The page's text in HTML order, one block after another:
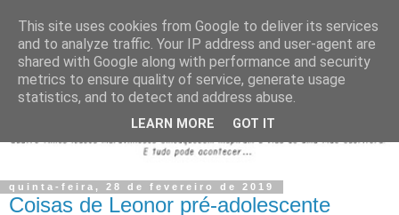
quinta-feira, 28 de fevereiro de 2019
Coisas de Leonor pré-adolescente
This site uses cookies from Google to deliver its services
and to analyze traffic. Your IP address and user-agent are
shared with Google along with performance and security
metrics to ensure quality of service, generate usage
statistics, and to detect and address abuse.
LEARN MORE GOT IT